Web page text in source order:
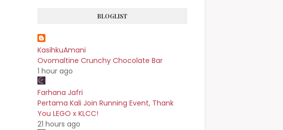
BLOGLIST
KasihkuAmani
Ovomaltine Crunchy Chocolate Bar
1 hour ago
Farhana Jafri
Pertama Kali Join Running Event, Thank
You LEGO x KLCC!
21 hours ago